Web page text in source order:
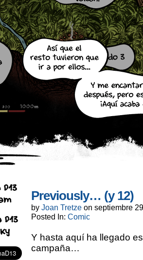
Previously… (y 12)
by Joan Tretze on septiembre
Posted In: Comic
Y hasta aquí ha llegado
campaña…